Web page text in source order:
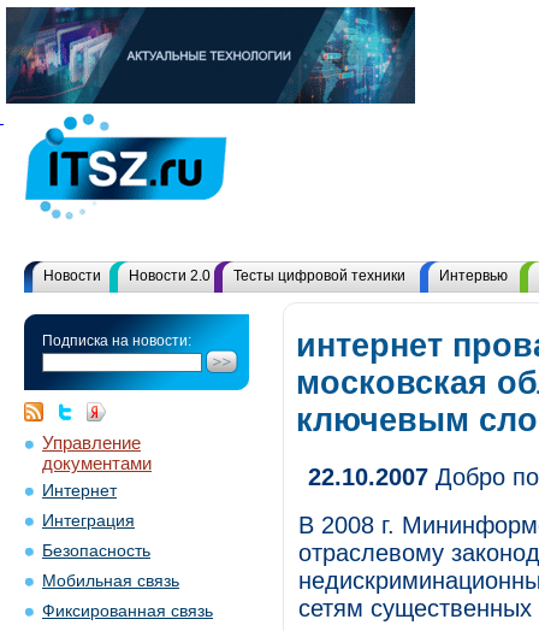
Новости Новости 2.0 Тесты цифровой техники Интервью
Подписка на новости:
Управление
документами
Интернет
Интеграция
Безопасность
Мобильная связь
Фиксированная связь
интернет
московская
ключевым
22.10.2007 Добро
В 2008 г.
отраслевому
сетям